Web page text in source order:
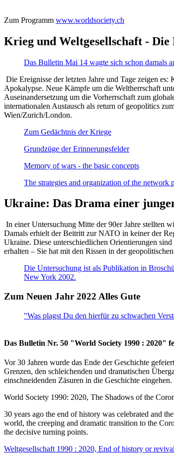
Zum Programm www.worldsociety.ch
Krieg und Weltgesellschaft -
Das Bulletin Mai 14 wagte sich schon damals
Die Ereignisse der letzten Jahre und Tage zeigen
Apokalypse. Neue Kämpfe um die Weltherrschaft
Auseinandersetzung um die Vorherrschaft zum
internationalen Austausch als return of geopolitics
Wien/Zurich/London.
Zum Gedächtnis der Kriege
Grundzüge der Erinnerungsfelder
Memory of wars - the basic concepts
The strategies and organization of the network
Ukraine: Das Drama einer
In einer Untersuchung Mitte der 90er Jahre stellten
Damals erhielt der Beitritt zur NATO in keiner der
Ukraine. Diese unterschiedlichen Orientierungen
erhalten – Sie hat mit den Rissen in der
Die Untersuchung ist als Publikation in
New York 2002.
Zum Neuen Jahr 2022 Alles Gute
"Was plagst Du den hierfür zu schwachen
Das Bulletin Nr. 50 "World Society 1990 : 2020"
Vor 30 Jahren wurde das Ende der Geschichte
Grenzen, den schleichenden und dramatischen
einschneidenden Zäsuren in die Geschichte eingehen.
World Society 1990: 2020, The Shadows of the
30 years ago the end of history was celebrated and
world, the creeping and dramatic transition to the
the decisive turning points.
Weltgesellschaft 1990 : 2020, End of history or